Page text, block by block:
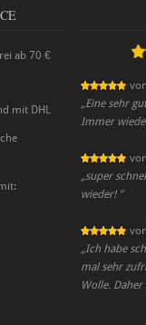
ab 70 €
mit DHL
von
„Eine sehr
Immer
von
„super
wieder! ”
von
„Ich habe
mal sehr
Wolle.